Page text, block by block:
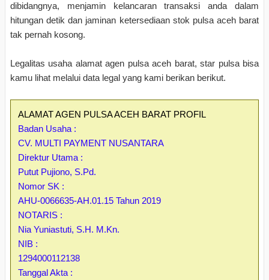
dibidangnya, menjamin kelancaran transaksi anda dalam
hitungan detik dan jaminan ketersediaan stok pulsa aceh barat
tak pernah kosong.
Legalitas usaha alamat agen pulsa aceh barat, star pulsa bisa
kamu lihat melalui data legal yang kami berikan berikut.
ALAMAT AGEN PULSA ACEH BARAT PROFIL
Badan Usaha :
CV. MULTI PAYMENT NUSANTARA
Direktur Utama :
Putut Pujiono, S.Pd.
Nomor SK :
AHU-0066635-AH.01.15 Tahun 2019
NOTARIS :
Nia Yuniastuti, S.H. M.Kn.
NIB :
1294000112138
Tanggal Akta :